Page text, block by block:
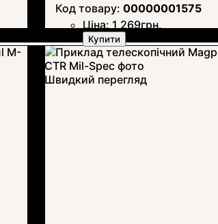
00000001575
Ціна: 1 269грн.
Купити
Швидкий перегляд